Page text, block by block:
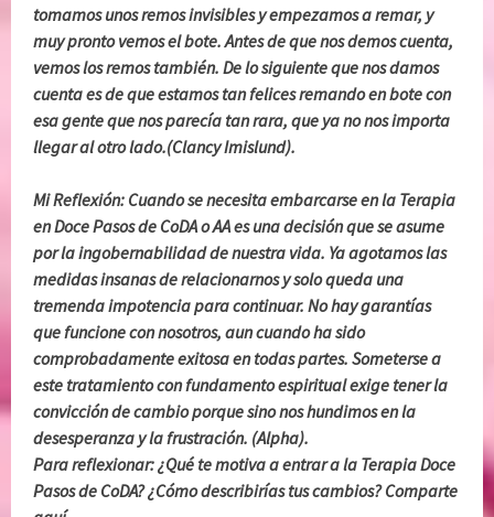
tomamos unos remos invisibles y empezamos a remar, y
muy pronto vemos el bote. Antes de que nos demos cuenta,
vemos los remos también. De lo siguiente que nos damos
cuenta es de que estamos tan felices remando en bote con
esa gente que nos parecía tan rara, que ya no nos importa
llegar al otro lado.(Clancy Imislund).
Mi Reflexión: Cuando se necesita embarcarse en la Terapia
en Doce Pasos de CoDA o AA es una decisión que se asume
por la ingobernabilidad de nuestra vida. Ya agotamos las
medidas insanas de relacionarnos y solo queda una
tremenda impotencia para continuar. No hay garantías
que funcione con nosotros, aun cuando ha sido
comprobadamente exitosa en todas partes. Someterse a
este tratamiento con fundamento espiritual exige tener la
convicción de cambio porque sino nos hundimos en la
desesperanza y la frustración. (Alpha).
Para reflexionar: ¿Qué te motiva a entrar a la Terapia Doce
Pasos de CoDA? ¿Cómo describirías tus cambios? Comparte